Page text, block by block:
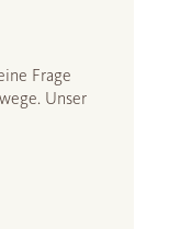
Frage
Unser